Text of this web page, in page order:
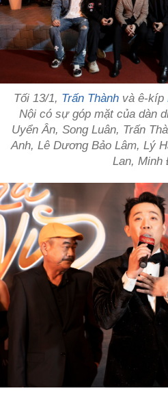
Tối 13/1, Trấn Thành và ê-kíp
Nội có sự góp mặt của dàn
Uyển Ân, Song Luân, Trấn
Anh, Lê Dương Bảo Lâm, Lý
Lan, Minh